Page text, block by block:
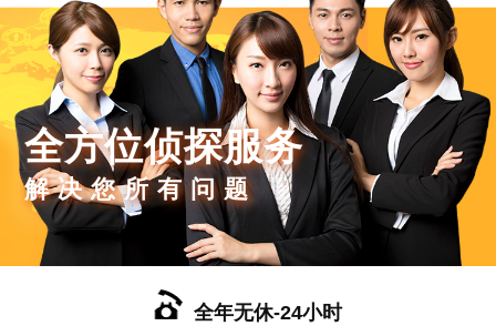
全方位侦探服务
解决您所有问题
全年无休-24小时